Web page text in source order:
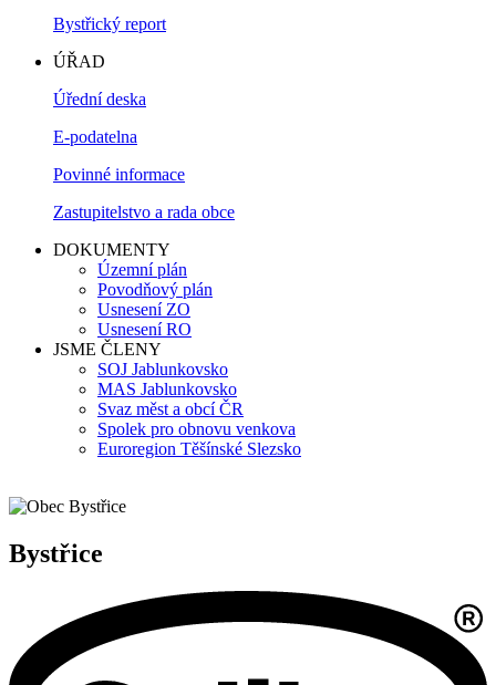
Bystřický report
ÚŘAD
Úřední deska
E-podatelna
Povinné informace
Zastupitelstvo a rada obce
DOKUMENTY
Územní plán
Povodňový plán
Usnesení ZO
Usnesení RO
JSME ČLENY
SOJ Jablunkovsko
MAS Jablunkovsko
Svaz měst a obcí ČR
Spolek pro obnovu venkova
Euroregion Těšínské Slezsko
Bystřice